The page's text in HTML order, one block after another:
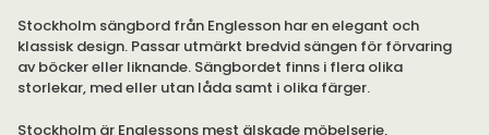
Stockholm sängbord från Englesson har en elegant och
klassisk design. Passar utmärkt bredvid sängen för förvaring
av böcker eller liknande. Sängbordet finns i flera olika
storlekar, med eller utan låda samt i olika färger.
Stockholm är Englessons mest älskade möbelserie,